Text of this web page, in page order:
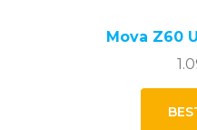
Mova Z60